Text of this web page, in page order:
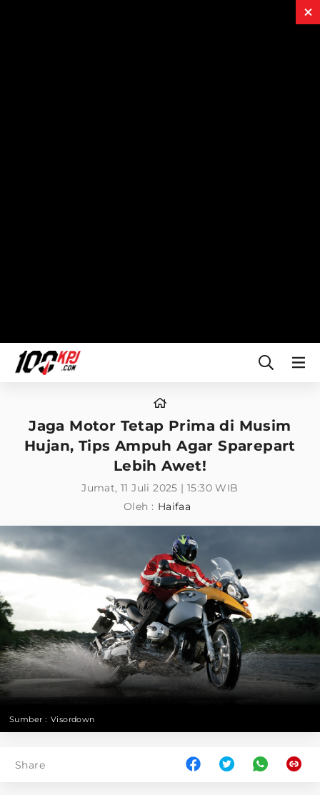
Jaga Motor Tetap Prima di Musim
Hujan, Tips Ampuh Agar Sparepart
Lebih Awet!
Jumat, 11 Juli 2025 | 15:30 WIB
Oleh : Haifaa
Sumber : Visordown
Share